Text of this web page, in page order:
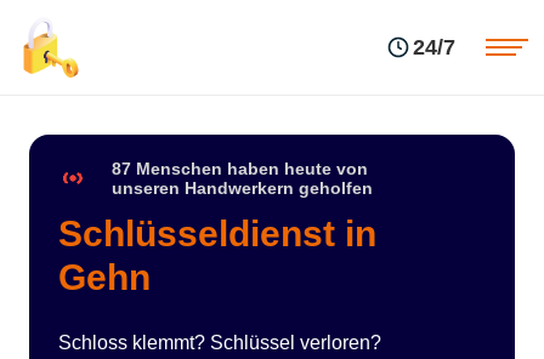
24/7
87 Menschen haben heute von
unseren Handwerkern geholfen
Schlüsseldienst in
Gehn
Schloss klemmt? Schlüssel verloren?